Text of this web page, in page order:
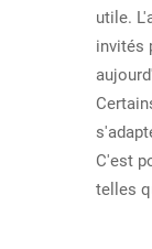
utile.
invités
C'est
telles